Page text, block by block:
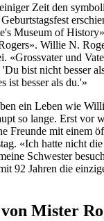
Zeit den
Museum of
Willie N.
«Grossvater und
bist nicht besser
ist besser als du.'»
ein Leben wie
so lange. Erst vor
Freunde mit einem
«Ich hatte nicht
Schwester
92 Jahren die
Mister